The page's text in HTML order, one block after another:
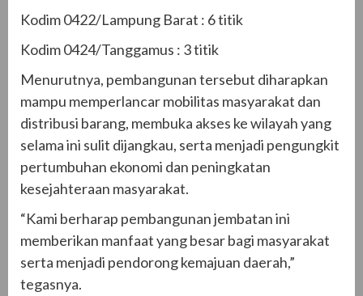
Kodim 0422/Lampung Barat : 6 titik
Kodim 0424/Tanggamus : 3 titik
Menurutnya, pembangunan tersebut diharapkan
mampu memperlancar mobilitas masyarakat dan
distribusi barang, membuka akses ke wilayah yang
selama ini sulit dijangkau, serta menjadi pengungkit
pertumbuhan ekonomi dan peningkatan
kesejahteraan masyarakat.
“Kami berharap pembangunan jembatan ini
memberikan manfaat yang besar bagi masyarakat
serta menjadi pendorong kemajuan daerah,”
tegasnya.